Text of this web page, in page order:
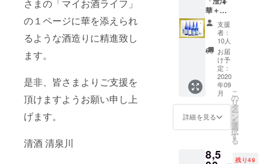
さまの「マイお酒ライフ」
の１ページに華を添えられ
るような酒造りに精進致し
ます。
是非、皆さまよりご支援を
頂けますようお願い申し上
げます。
清酒 清泉川
杜氏を務め
／50組
華＋炎
天辛＋
オリジ
ナル酒
粕塩・4
本セッ
ト」
【特割
限定・
40組】
澄澪華
／
720ml
・2本
／
支援
者：
10人
お届
け予
定：
2020
年09
月
詳細を見る
こ
の
リ
タ
ー
ン
を
選
択
す
る
8,5 残り49